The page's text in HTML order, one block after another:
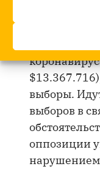
решить
выборы.
выборов в
оппозиции